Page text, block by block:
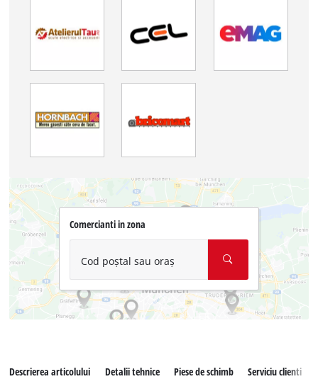
Comercianti in zona
Cod poștal sau oraș
Descrierea articolului Detalii tehnice Piese de schimb Serviciu clienti